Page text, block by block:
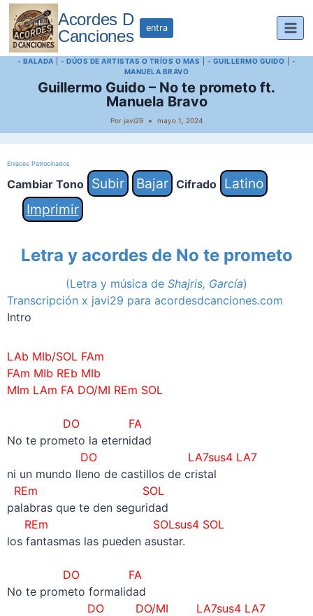
Saltar
contenido
Acordes D
Canciones
entra
- BALADA |- DÚOS DE ARTISTAS O TRÍOS O MAS - GUILLERMO GUIDO
-
MANUELA BRAVO
Guillermo Guido – No te prometo ft.
Manuela Bravo
Por javi29 mayo 1, 2024
Enlaces Patrocinados
Cambiar Tono Subir Bajar Cifrado
Latino
Imprimir
Letra y acordes de No te prometo
(Letra y música de Shajris, García)
Transcripción x javi29 para acordesdcanciones.com
Intro
LAb MIb/SOL FAm
FAm MIb REb MIb
MIm LAm FA DO/MI REm SOL
DO FA
No te prometo la eternidad
DO LA7sus4 LA7
ni un mundo lleno de castillos de cristal
REm SOL
palabras que te den seguridad
REm SOLsus4 SOL
los fantasmas las pueden asustar.
DO FA
No te prometo formalidad
DO DO/MI LA7sus4 LA7